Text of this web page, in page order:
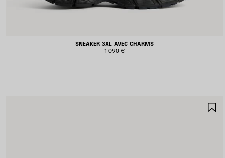
SNEAKER 3XL AVEC CHARMS
1 090 €